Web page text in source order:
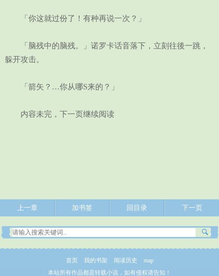
「你这就过份了！有种再说一次？」
「脑残中的脑残。」诺罗卡话音落下，立刻往後一跳，
躲开攻击。
「箭矢？…你从哪S来的？」
内容未完，下一页继续阅读
上一章 加书签 回目录 下一页
首页 我的书架 阅读历史
map
本站所有作品都是转载小说，如有侵权请告知！